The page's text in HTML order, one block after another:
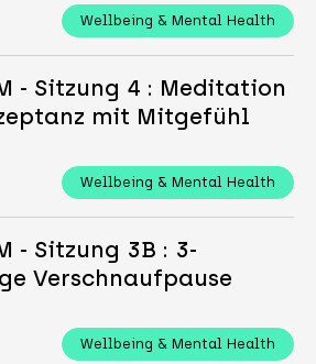
Wellbeing & Mental Health
- Sitzung 4 : Meditation
mit Mitgefühl
Wellbeing & Mental Health
- Sitzung 3B : 3-
Verschnaufpause
Wellbeing & Mental Health